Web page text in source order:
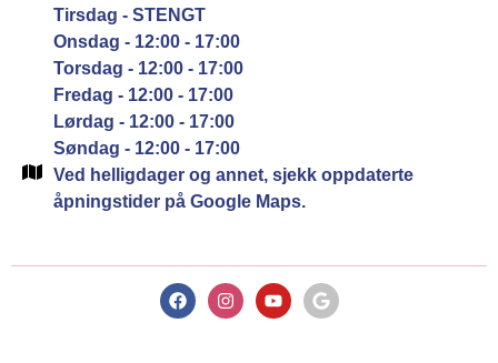
Tirsdag - STENGT
Onsdag - 12:00 - 17:00
Torsdag - 12:00 - 17:00
Fredag - 12:00 - 17:00
Lørdag - 12:00 - 17:00
Søndag - 12:00 - 17:00
Ved helligdager og annet, sjekk oppdaterte
åpningstider på Google Maps.